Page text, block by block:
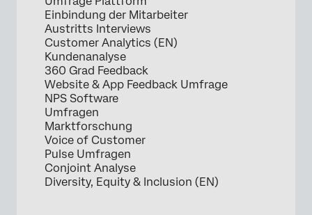
Einbindung der Mitarbeiter
Austritts Interviews
Customer Analytics (EN)
Kundenanalyse
360 Grad Feedback
Website & App Feedback Umfrage
NPS Software
Umfragen
Marktforschung
Voice of Customer
Pulse Umfragen
Conjoint Analyse
Diversity, Equity & Inclusion (EN)